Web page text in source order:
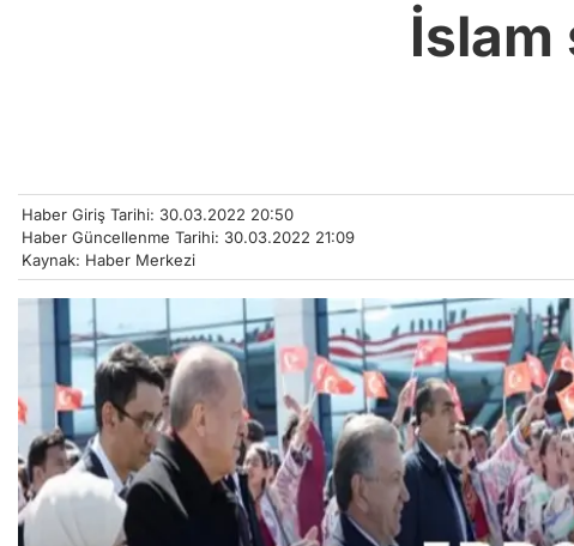
Haber Giriş Tarihi: 30.03.2022 20:50
Haber Güncellenme Tarihi: 30.03.2022 21:09
Kaynak: Haber Merkezi